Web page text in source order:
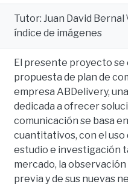
Tutor: Juan David Bernal \
índice de imágenes
El presente proyecto se
propuesta de plan de
empresa ABDelivery, una
dedicada a ofrecer
comunicación se basa en
cuantitativos, con el uso
estudio e investigación
mercado, la observación
previa y de sus nuevas